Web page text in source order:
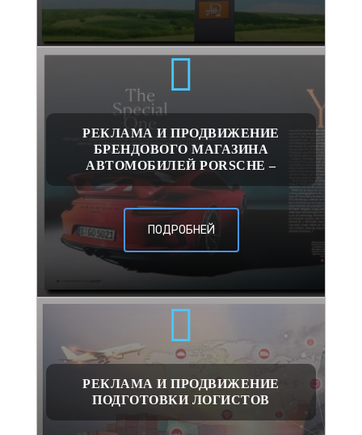
РЕКЛАМА И ПРОДВИЖЕНИЕ
БРЕНДОВОГО МАГАЗИНА
АВТОМОБИЛЕЙ PORSCHE –
ПОДРОБНЕЙ
РЕКЛАМА И ПРОДВИЖЕНИЕ
ПОДГОТОВКИ ЛОГИСТОВ